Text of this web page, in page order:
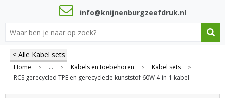
info@knijnenburgzeefdruk.nl
< Alle Kabel sets
Home > ... > Kabels en toebehoren > Kabel sets >
RCS gerecycled TPE en gerecyclede kunststof 60W 4-in-1 kabel